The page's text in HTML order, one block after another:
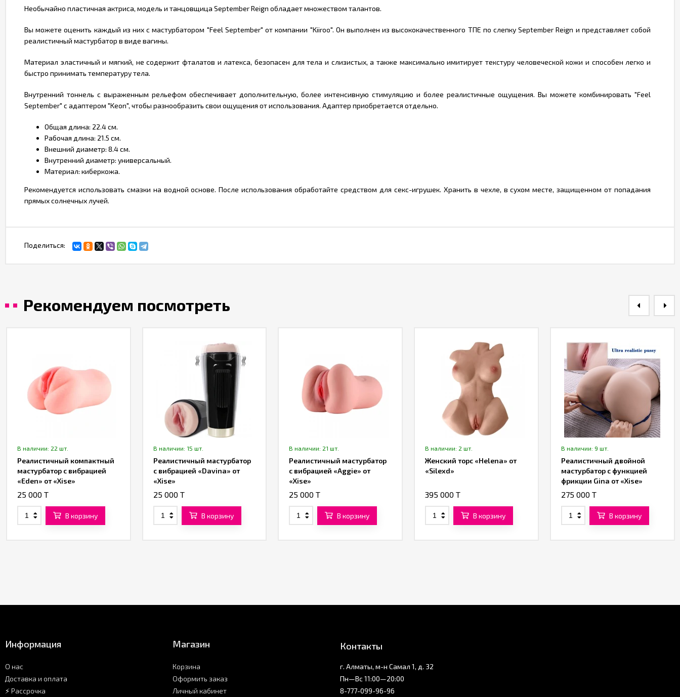
Необычайно пластичная актриса, модель и танцовщица September Reign обладает множеством талантов.
Вы можете оценить каждый из них с мастурбатором "Feel September" от компании "Kiiroo". Он выполнен из высококачественного ТПЕ по слепку September Reign и представляет собой
реалистичный мастурбатор в виде вагины.
Материал эластичный и мягкий, не содержит фталатов и латекса, безопасен для тела и слизистых, а также максимально имитирует текстуру человеческой кожи и способен легко и
быстро принимать температуру тела.
Внутренний тоннель с выраженным рельефом обеспечивает дополнительную, более интенсивную стимуляцию и более реалистичные ощущения. Вы можете комбинировать "Feel
September" с адаптером "Keon", чтобы разнообразить свои ощущения от использования. Адаптер приобретается отдельно.
Общая длина: 22.4 см.
Рабочая длина: 21.5 см.
Внешний диаметр: 8.4 см.
Внутренний диаметр: универсальный.
Материал: киберкожа.
Рекомендуется использовать смазки на водной основе. После использования обработайте средством для секс-игрушек. Хранить в чехле, в сухом месте, защищенном от попадания
прямых солнечных лучей.
Поделиться:
Рекомендуем посмотреть
В наличии: 22 шт.
Реалистичный компактный
мастурбатор с вибрацией
«Eden» от «Xise»
25 000 T
В корзину
В наличии: 15 шт.
Реалистичный мастурбатор
с вибрацией «Davina» от
«Xise»
25 000 T
В корзину
В наличии: 21 шт.
Реалистичный мастурбатор
с вибрацией «Aggie» от
«Xise»
25 000 T
В корзину
В наличии: 2 шт.
Женский торс «Helena» от
«Silexd»
395 000 T
В корзину
В наличии: 9 шт.
Реалистичный двойной
мастурбатор с функцией
фрикции Gina от «Xise»
275 000 T
В корзину
Информация
О нас
Доставка и оплата
⚡ Рассрочка
Магазин
Корзина
Оформить заказ
Личный кабинет
Контакты
г. Алматы, м-н Самал 1, д. 32
Пн—Вс 11:00—20:00
8-777-099-96-96